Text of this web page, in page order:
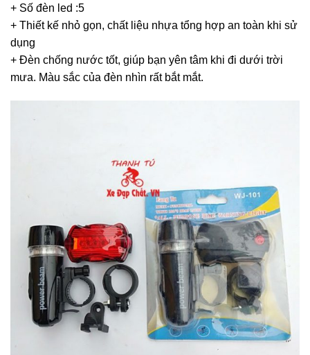
+ Số đèn led :5
+ Thiết kế nhỏ gọn, chất liệu nhựa tổng hợp an toàn khi sử
dụng
+ Đèn chống nước tốt, giúp bạn yên tâm khi đi dưới trời
mưa. Màu sắc của đèn nhìn rất bắt mắt.